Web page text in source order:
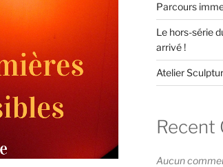
Parcours
Le hors-série
arrivé !
Atelier
Recent
Aucun